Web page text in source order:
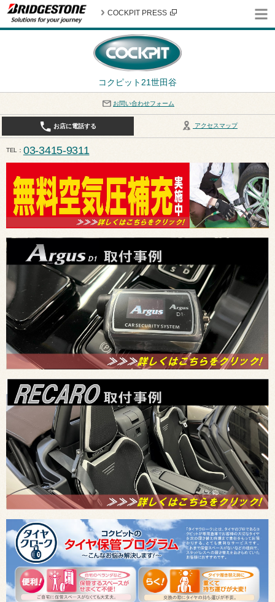
コクピット21世田谷
COCKPIT PRESS
お問い合わせフォーム
アクセスマップ
お店に電話する
TEL 03-3415-9311
平日10:30〜19:00 作業受付終了は17:30になります。 / 定休日：8月定休日は火曜日、水曜日とな
ます。ご注意ください。